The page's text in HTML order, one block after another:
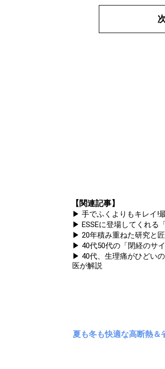
【関連記事】
▶ 手でふくよりもキレイ!
▶ ESSEに登場してくれる
▶ 20年積み重ねた研究と
▶ 40代50代の「閉経のサ
▶ 40代、生理痛がひどい
医が解説
夏も冬も快適な高断熱＆